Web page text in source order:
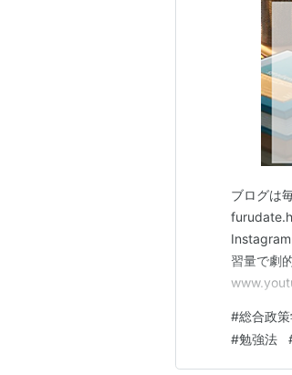
の対策や回避・
に置くというコ
解決を出発点に
案までを担える
海外，特に米国
にThe
本来は、法のコ
が、現在日本で
ブログは
習量で劇
#総合政
#勉強法